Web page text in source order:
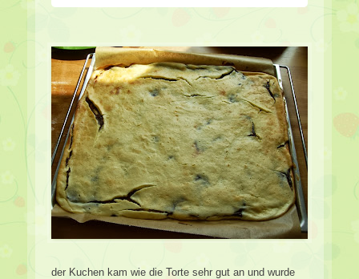
der Kuchen kam wie die Torte sehr gut an und wurde